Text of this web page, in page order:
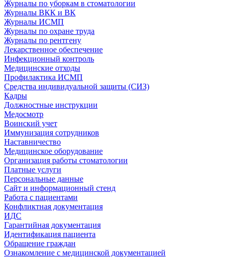
Журналы по уборкам в стоматологии
Журналы ВКК и ВК
Журналы ИСМП
Журналы по охране труда
Журналы по рентгену
Лекарственное обеспечение
Инфекционный контроль
Медицинские отходы
Профилактика ИСМП
Средства индивидуальной защиты (СИЗ)
Кадры
Должностные инструкции
Медосмотр
Воинский учет
Иммунизация сотрудников
Наставничество
Медицинское оборудование
Организация работы стоматологии
Платные услуги
Персональные данные
Сайт и информационный стенд
Работа с пациентами
Конфликтная документация
ИДС
Гарантийная документация
Идентификация пациента
Обращение граждан
Ознакомление с медицинской документацией